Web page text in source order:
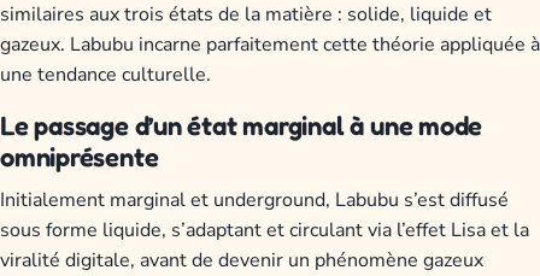
similaires aux trois états de la matière : solide, liquide et
gazeux. Labubu incarne parfaitement cette théorie appliquée à
une tendance culturelle.
Le passage d’un état marginal à une mode
omniprésente
Initialement marginal et underground, Labubu s’est diffusé
sous forme liquide, s’adaptant et circulant via l’effet Lisa et la
viralité digitale, avant de devenir un phénomène gazeux